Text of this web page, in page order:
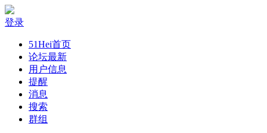
登录
51Hei首页
论坛最新
用户信息
提醒
消息
搜索
群组